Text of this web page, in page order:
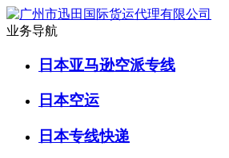
业务导航
日本亚马逊空派专线
日本空运
日本专线快递